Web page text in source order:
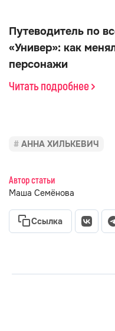
Путеводитель по
«Универ»: как
персонажи
Читать подробнее
АННА ХИЛЬКЕВИЧ
Автор статьи
Маша Семёнова
Ссылка